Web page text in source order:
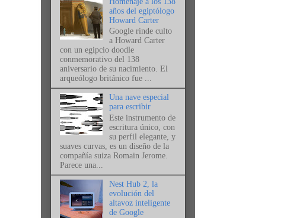
años del egiptólogo
Howard Carter
Google rinde culto
a Howard Carter
con un egipcio doodle
conmemorativo del 138
aniversario de su nacimiento. El
arqueólogo británico fue ...
Una nave especial
para escribir
Este instrumento de
escritura único, con
su perfil elegante, y
suaves curvas, es un diseño de la
compañía suiza Romain Jerome.
Parece una...
Nest Hub 2, la
evolución del
altavoz inteligente
de Google